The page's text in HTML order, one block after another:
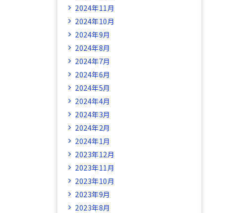
2024年11月
2024年10月
2024年9月
2024年8月
2024年7月
2024年6月
2024年5月
2024年4月
2024年3月
2024年2月
2024年1月
2023年12月
2023年11月
2023年10月
2023年9月
2023年8月